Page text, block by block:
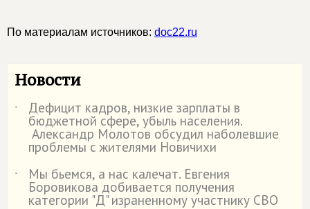
По материалам источников: doc22.ru
Новости
˙ Дефицит кадров, низкие зарплаты в
бюджетной сфере, убыль населения.
Александр Молотов обсудил наболевшие
проблемы с жителями Новичихи
˙
Мы бьемся, а нас калечат. Евгения
Боровикова добивается получения
категории "Д" израненному участнику СВО